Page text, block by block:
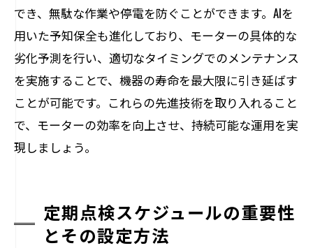
でき、無駄な作業や停電を防ぐことができます。AIを
用いた予知保全も進化しており、モーターの具体的な
劣化予測を行い、適切なタイミングでのメンテナンス
を実施することで、機器の寿命を最大限に引き延ばす
ことが可能です。これらの先進技術を取り入れること
で、モーターの効率を向上させ、持続可能な運用を実
現しましょう。
定期点検スケジュールの重要性
とその設定方法